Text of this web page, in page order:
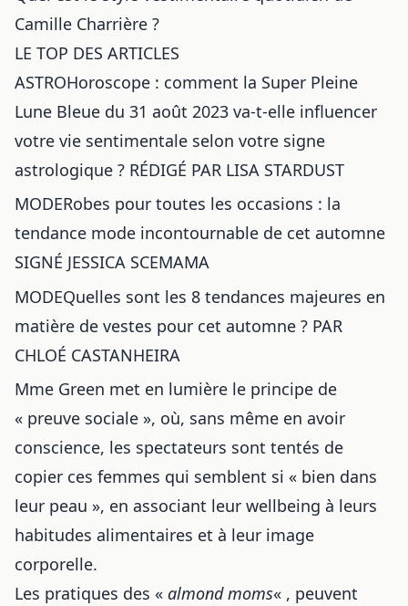
Camille Charrière ?
LE TOP DES ARTICLES
ASTROHoroscope : comment la Super Pleine
Lune Bleue du 31 août 2023 va-t-elle influencer
votre vie sentimentale selon votre signe
astrologique ? RÉDIGÉ PAR LISA STARDUST
MODERobes pour toutes les occasions : la
tendance mode incontournable de cet automne
SIGNÉ JESSICA SCEMAMA
MODEQuelles sont les 8 tendances majeures en
matière de vestes pour cet automne ? PAR
CHLOÉ CASTANHEIRA
Mme Green met en lumière le principe de
« preuve sociale », où, sans même en avoir
conscience, les spectateurs sont tentés de
copier ces femmes qui semblent si « bien dans
leur peau », en associant leur wellbeing à leurs
habitudes alimentaires et à leur image
corporelle.
Les pratiques des « almond moms« , peuvent